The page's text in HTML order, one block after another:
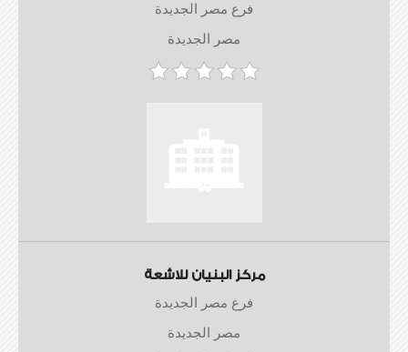
فرع مصر الجديدة
مصر الجديدة
مركز البنيان للاشعة
فرع مصر الجديدة
مصر الجديدة